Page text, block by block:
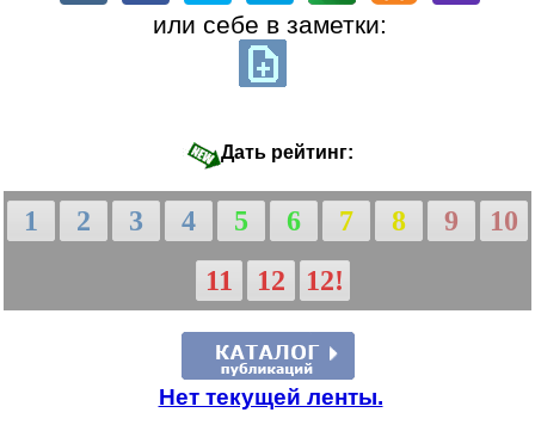
или себе в заметки:
Дать рейтинг:
1 2 3 4 5 6 7 8 9
10
11
12 12!
Нет текущей ленты.